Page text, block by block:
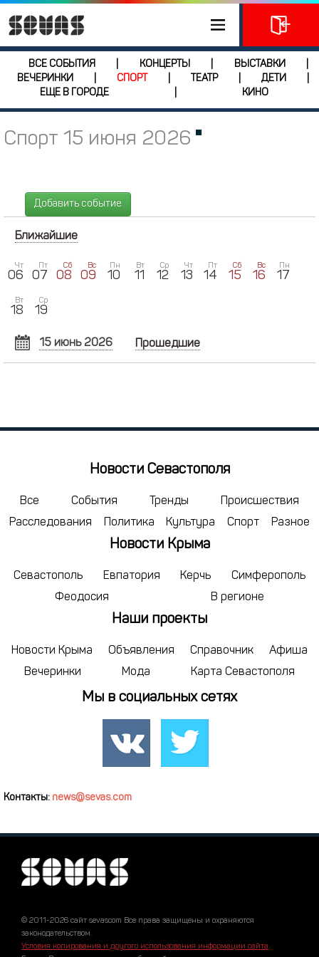
ВСЕ СОБЫТИЯ КОНЦЕРТЫ ВЫСТАВКИ
ВЕЧЕРИНКИ
СПОРТ ТЕАТР ДЕТИ
ЕЩЕ В ГОРОДЕ
КИНО
Спорт 15 июня 2026
Добавить событие
Ближайшие
Чт
06
Пт
07
Сб
08
Вс
09
Пн
10
Вт
11
Ср
12
Чт
13
Пт
14
Сб
15
Вс
16
Пн
17
Вт
18
Ср
19
15 июнь 2026
ИЮНЬ 2026
8 9 10 11 12 13 14
24 25 26
29 30 1 2 4 5
6 7 8 10 11 12
Прошедшие
Новости Севастополя
Все События Тренды
Происшествия
Расследования
Политика Культура Спорт Разное
Новости Крыма
Севастополь Евпатория Керчь
Симферополь
Феодосия
В регионе
Наши проекты
Новости Крыма Объявления Справочник
Афиша
Вечеринки
Мода Карта Севастополя
Мы в социальных сетях
Контакты: news@sevas.com
© 2011-2026 сайт sevascom Все права защищены и охраняются
законодательством.
Условия копирования и другого использования информации сайта.